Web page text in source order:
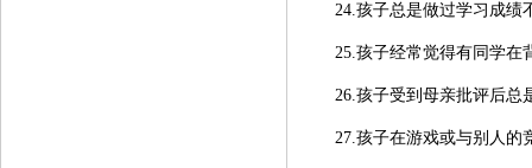
24.孩子总是做过学习成绩
25.孩子经常觉得有同学在
26.孩子受到母亲批评后总
27.孩子在游戏或与别人的